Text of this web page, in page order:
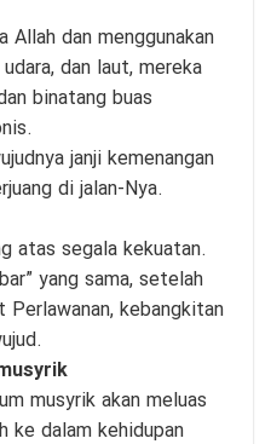
Allah dan menggunakan
dan laut, mereka
binatang buas
janji kemenangan
di jalan-Nya.
atas segala kekuatan.
yang sama, setelah
kebangkitan
musyrik akan meluas
ke dalam kehidupan